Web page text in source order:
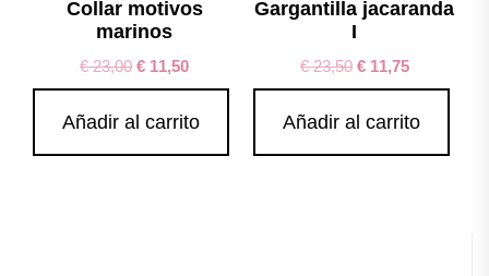
Collar motivos
marinos
€23,00 € 11,50
Añadir al carrito
Gargantilla jacaranda
I
€23,50 €11,75
Añadir al carrito